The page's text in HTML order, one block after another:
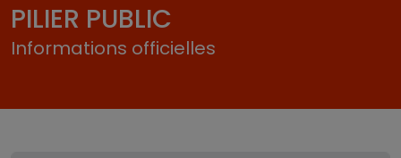
PILIER PUBLIC
Informations officielles